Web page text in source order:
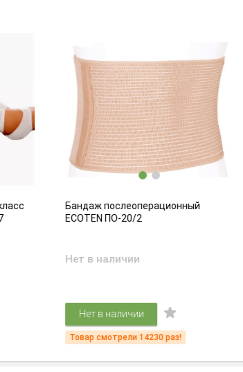
Бандаж послеоперационный
ECOTEN ПО-20/2
Нет в наличии
Нет в наличии
Товар смотрели 14230 раз!